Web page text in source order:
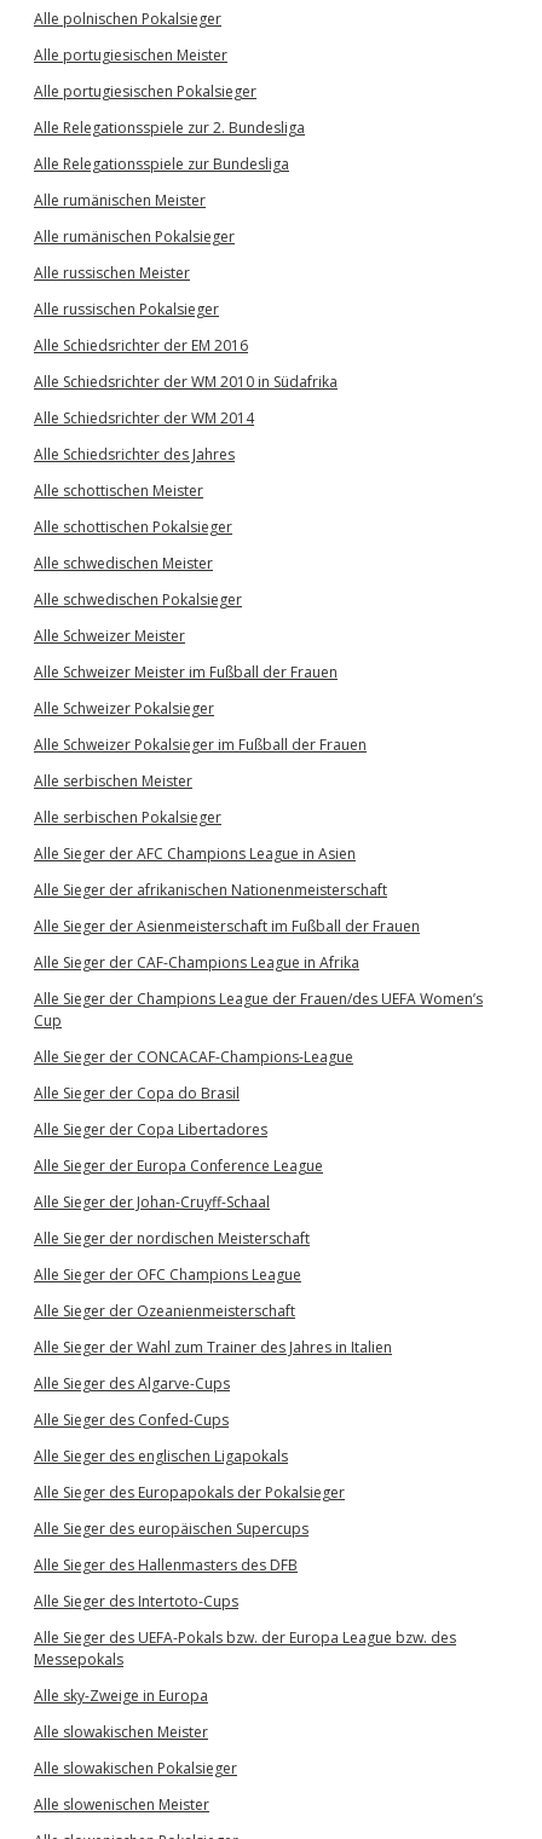
Alle polnischen Pokalsieger
Alle portugiesischen Meister
Alle portugiesischen Pokalsieger
Alle Relegationsspiele zur 2. Bundesliga
Alle Relegationsspiele zur Bundesliga
Alle rumänischen Meister
Alle rumänischen Pokalsieger
Alle russischen Meister
Alle russischen Pokalsieger
Alle Schiedsrichter der EM 2016
Alle Schiedsrichter der WM 2010 in Südafrika
Alle Schiedsrichter der WM 2014
Alle Schiedsrichter des Jahres
Alle schottischen Meister
Alle schottischen Pokalsieger
Alle schwedischen Meister
Alle schwedischen Pokalsieger
Alle Schweizer Meister
Alle Schweizer Meister im Fußball der Frauen
Alle Schweizer Pokalsieger
Alle Schweizer Pokalsieger im Fußball der Frauen
Alle serbischen Meister
Alle serbischen Pokalsieger
Alle Sieger der AFC Champions League in Asien
Alle Sieger der afrikanischen Nationenmeisterschaft
Alle Sieger der Asienmeisterschaft im Fußball der Frauen
Alle Sieger der CAF-Champions League in Afrika
Alle Sieger der Champions League der Frauen/des UEFA Women’s
Cup
Alle Sieger der CONCACAF-Champions-League
Alle Sieger der Copa do Brasil
Alle Sieger der Copa Libertadores
Alle Sieger der Europa Conference League
Alle Sieger der Johan-Cruyff-Schaal
Alle Sieger der nordischen Meisterschaft
Alle Sieger der OFC Champions League
Alle Sieger der Ozeanienmeisterschaft
Alle Sieger der Wahl zum Trainer des Jahres in Italien
Alle Sieger des Algarve-Cups
Alle Sieger des Confed-Cups
Alle Sieger des englischen Ligapokals
Alle Sieger des Europapokals der Pokalsieger
Alle Sieger des europäischen Supercups
Alle Sieger des Hallenmasters des DFB
Alle Sieger des Intertoto-Cups
Alle Sieger des UEFA-Pokals bzw. der Europa League bzw. des
Messepokals
Alle sky-Zweige in Europa
Alle slowakischen Meister
Alle slowakischen Pokalsieger
Alle slowenischen Meister